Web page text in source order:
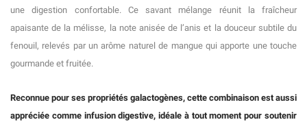
une digestion confortable. Ce savant mélange réunit la fraîcheur
apaisante de la mélisse, la note anisée de l’anis et la douceur subtile du
fenouil, relevés par un arôme naturel de mangue qui apporte une touche
gourmande et fruitée.
Reconnue pour ses propriétés galactogènes, cette combinaison est aussi
appréciée comme infusion digestive, idéale à tout moment pour soutenir